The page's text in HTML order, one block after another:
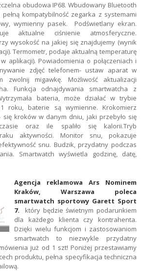
obudowa IP68. Wbudowany Bluetooth
kompatybilność zegarka z systemami
wymienny pasek. Podświetlany ekran.
aktualne ciśnienie atmosferyczne.
wysokość na jakiej się znajdujemy (wynik
Termometr, podaje aktualną temperaturę
aplikacji). Powiadomienia o połączeniach i
zdjęć telefonem- ustaw aparat w
zwolnij migawkę. Możliwość aktualizacji
Funkcja odnajdywania smartwatcha z
bateria, może działać w trybie
roku, baterie są wymienne. Krokomierz
się kroków w danym dniu, jaki przebyło się
oraz ile spaliło się kalorii.Tryb
aktywności. Monitor snu, pokazuje
snu. Budzik, przydatny podczas
Smartwatch wyświetla godzinę, datę,
Agencja reklamowa Ars Nominem
Kraków, Warszawa poleca
smartwatch sportowy Garett Sport
7.
który będzie świetnym podarunkiem
dla każdego klienta czy kontrahenta.
Dzięki wielu funkcjom i zastosowaniom
smartwatch to niezwykle przydatny
już od 1 szt! Poniżej przestawiamy
produktu, pełna specyfikacja techniczna